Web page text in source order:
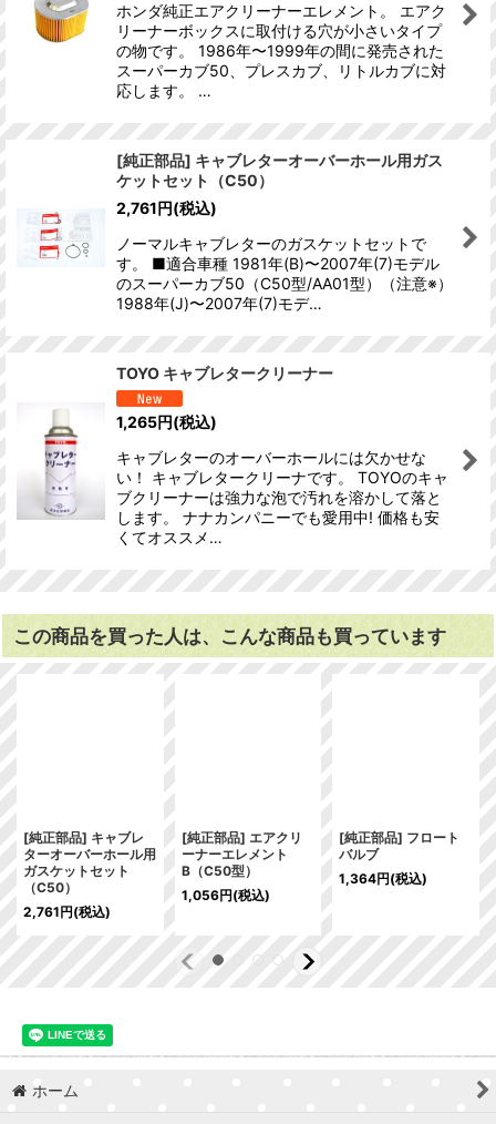
ホンダ純正エアクリーナーエレメント。 エアク
リーナーボックスに取付ける穴が小さいタイプ
の物です。 1986年〜1999年の間に発売された
スーパーカブ50、プレスカブ、リトルカブに対
応します。 …
[純正部品] キャブレターオーバーホール用ガス
ケットセット（C50）
2,761円(税込)
ノーマルキャブレターのガスケットセットで
す。 ■適合車種 1981年(B)〜2007年(7)モデル
のスーパーカブ50（C50型/AA01型）（注意※）
1988年(J)〜2007年(7)モデ…
TOYO キャブレタークリーナー
1,265円(税込)
キャブレターのオーバーホールには欠かせな
い！ キャブレタークリーナです。 TOYOのキャ
ブクリーナーは強力な泡で汚れを溶かして落と
します。 ナナカンパニーでも愛用中! 価格も安
くてオススメ…
この商品を買った人は、こんな商品も買っています
[純正部品] キャブレ
ターオーバーホール用
ガスケットセット
（C50）
2,761円(税込)
[純正部品] エアクリ
ーナーエレメント
B（C50型）
1,056円(税込)
[純正部品] フロート
バルブ
1,364円(税込)
ホーム